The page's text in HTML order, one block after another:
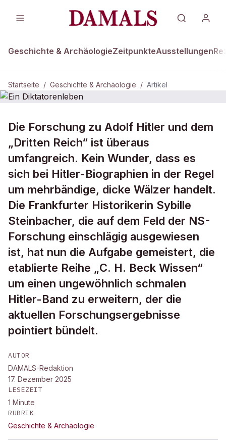
Geschichte & ArchäologieZeitpunkteAusstellungen
Startseite / Geschichte & Archäologie / Artikel
Ein Diktatorenleben
Die Forschung zu Adolf Hitler und dem
„Dritten Reich“ ist überaus
umfangreich. Kein Wunder, dass es
sich bei Hitler-Biographien in der Regel
um mehrbändige, dicke Wälzer handelt.
Die Frankfurter Historikerin Sybille
Steinbacher, die auf dem Feld der NS-
Forschung einschlägig ausgewiesen
ist, hat nun die Aufgabe gemeistert, die
etablierte Reihe „C. H. Beck Wissen“
um einen ungewöhnlich schmalen
Hitler-Band zu erweitern, der die
aktuellen Forschungsergebnisse
pointiert bündelt.
AUTOR
DAMALS-Redaktion
17. Dezember 2025
LESEZEIT
1 Minute
RUBRIK
Geschichte & Archäologie